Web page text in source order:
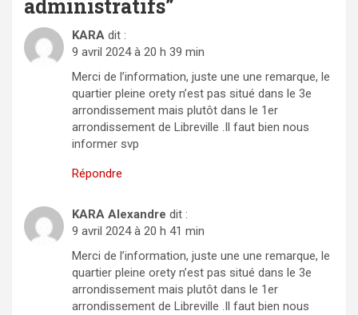
administratifs”
KARA dit :
9 avril 2024 à 20 h 39 min
Merci de l’information, juste une une remarque, le
quartier pleine orety n’est pas situé dans le 3e
arrondissement mais plutôt dans le 1er
arrondissement de Libreville .Il faut bien nous
informer svp
Répondre
KARA Alexandre dit :
9 avril 2024 à 20 h 41 min
Merci de l’information, juste une une remarque, le
quartier pleine orety n’est pas situé dans le 3e
arrondissement mais plutôt dans le 1er
arrondissement de Libreville .Il faut bien nous